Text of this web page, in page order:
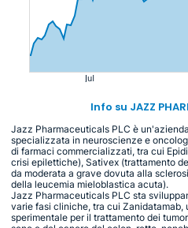
Info su JAZZ
Jazz Pharmaceuticals PLC è
specializzata in neuroscienze e
di farmaci commercializzati, tra cui
crisi epilettiche), Sativex (trattamento
da moderata a grave dovuta alla
della leucemia mieloblastica acuta).
Jazz Pharmaceuticals PLC sta
varie fasi cliniche, tra cui
sperimentale per il trattamento dei